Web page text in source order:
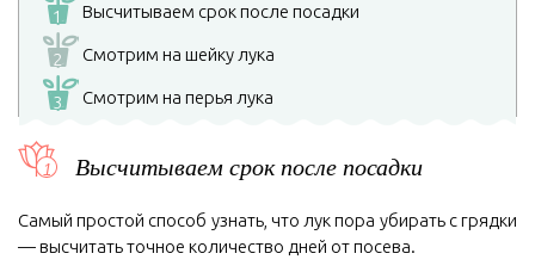
1 Высчитываем срок после посадки
2 Смотрим на шейку лука
3 Смотрим на перья лука
Высчитываем срок после посадки
Самый простой способ узнать, что лук пора убирать с грядки
— высчитать точное количество дней от посева.